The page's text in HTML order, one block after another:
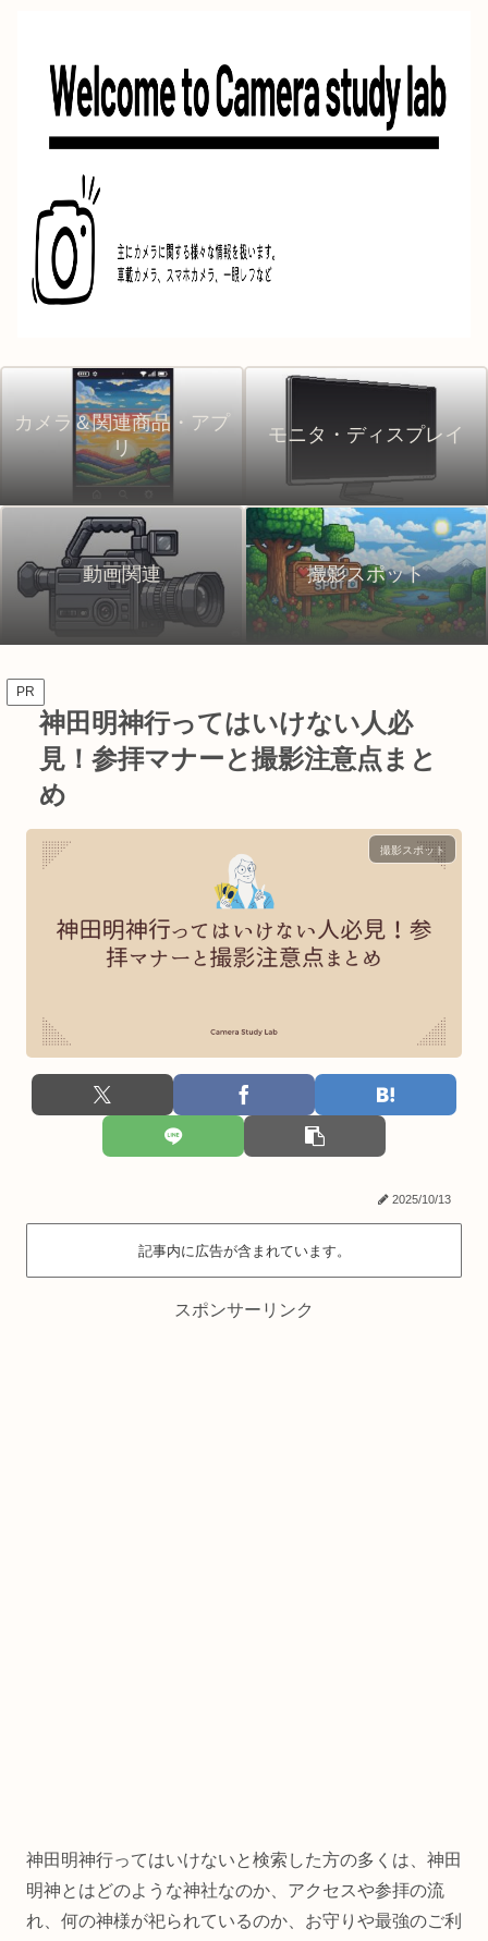
カメラ＆関連商品・アプ
リ
モニタ・ディスプレイ
動画関連 撮影スポット
PR
神田明神行ってはいけない人必
見！参拝マナーと撮影注意点まと
め
撮影スポット
2025/10/13
記事内に広告が含まれています。
スポンサーリンク
神田明神行ってはいけないと検索した方の多くは、神田
明神とはどのような神社なのか、アクセスや参拝の流
れ、何の神様が祀られているのか、お守りや最強のご利